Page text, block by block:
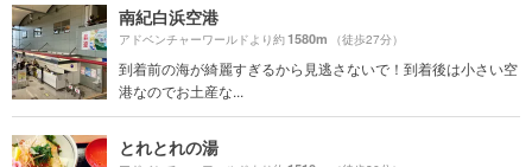
南紀白浜空港
アドベンチャーワールドより約1580m （徒歩27分）
到着前の海が綺麗すぎるから見逃さないで！到着後は小さい空
港なのでお土産な...
とれとれの湯